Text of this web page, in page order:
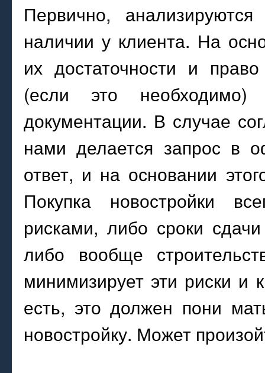
Первично,
наличии у клиента. На
их достаточности и
(если это необходимо)
документации. В случае
нами делается запрос в
ответ, и на основании
Покупка новостройки
рисками, либо сроки
либо вообще
минимизирует эти риски и
есть, это должен пони
новостройку. Может